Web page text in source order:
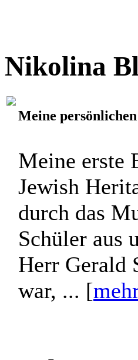
Nikolina
Meine
Meine erste
Jewish
durch das
Schüler aus
Herr Gerald
war, ... [